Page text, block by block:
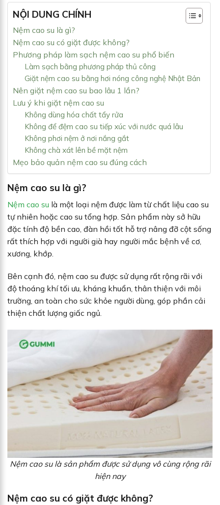
NỘI DUNG CHÍNH
Nệm cao su là gì?
Nệm cao su có giặt được không?
Phương pháp làm sạch nệm cao su phổ biến
Làm sạch bằng phương pháp thủ công
Giặt nệm cao su bằng hơi nóng công nghệ Nhật Bản
Nên giặt nệm cao su bao lâu 1 lần?
Lưu ý khi giặt nệm cao su
Không dùng hóa chất tẩy rửa
Không để đệm cao su tiếp xúc với nước quá lâu
Không phơi nệm ở nơi nắng gắt
Không chà xát lên bề mặt nệm
Mẹo bảo quản nệm cao su đúng cách
Nệm cao su là gì?
Nệm cao su là một loại nệm được làm từ chất liệu cao su
tự nhiên hoặc cao su tổng hợp. Sản phẩm này sở hữu
đặc tính độ bền cao, đàn hồi tốt hỗ trợ nâng đỡ cột sống
rất thích hợp với người già hay người mắc bệnh về cơ,
xương, khớp.
Bên cạnh đó, nệm cao su được sử dụng rất rộng rãi với
độ thoáng khí tối ưu, kháng khuẩn, thân thiện với môi
trường, an toàn cho sức khỏe người dùng, góp phần cải
thiện chất lượng giấc ngủ.
Nệm cao su là sản phẩm được sử dụng vô cùng rộng rãi
hiện nay
Nệm cao su có giặt được không?